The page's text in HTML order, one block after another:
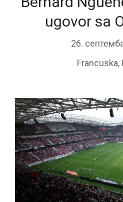
ugovor sa
26.
Francuska,